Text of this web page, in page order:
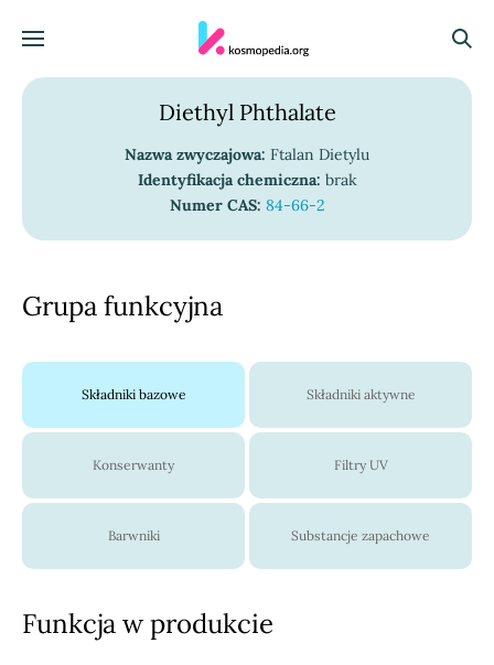
Menu
Diethyl Phthalate
Nazwa zwyczajowa: Ftalan Dietylu
Identyfikacja chemiczna: brak
Numer CAS: 84-66-2
Grupa funkcyjna
Składniki bazowe Składniki aktywne
Konserwanty Filtry UV
Barwniki Substancje zapachowe
Funkcja w produkcie